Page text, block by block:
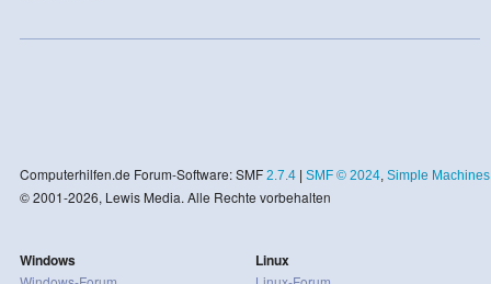
Computerhilfen.de Forum-Software: SMF 2.7.4| SMF © 2024, Simple Machines
© 2001-2026, Lewis Media. Alle Rechte vorbehalten
Windows Linux